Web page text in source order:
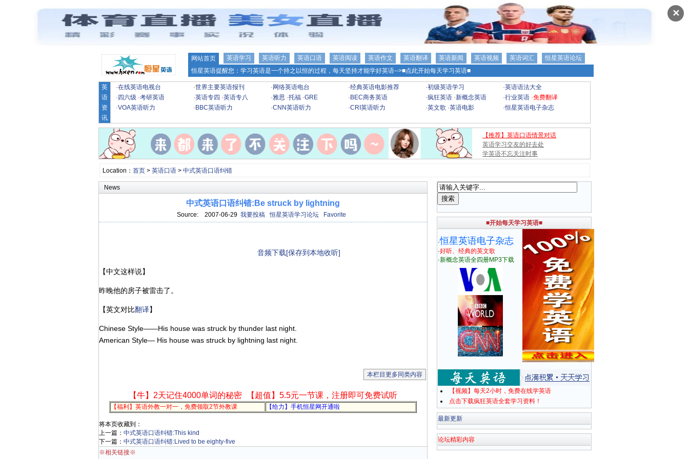
✕
网站首页 英语学习 英语听力 英语口语 英语阅读 英语作文 英语翻译 英语新闻 英语视频 英语词汇
恒星英语论坛
恒星英语提醒您：学习英语是一个持之以恒的过程，每天坚持才能学好英语-->■点此开始每天学习英语■
英
语
资
讯
·在线英语电视台 ·世界主要英语报刊 · 网络英语电台 ·经典英语电影推荐 ·初级英语学习 ·英语语法大全
· 四六级 ·考研英语 ·英语专四 ·英语专八 ·雅思 ·托福 ·GRE · BEC商务英语 ·疯狂英语 ·新概念英语 ·行业英语 ·免费翻译
·VOA英语听力 · BBC英语听力 ·CNN英语听力 ·CRI英语听力 ·英文歌 ·英语电影 ·恒星英语电子杂志
【推荐】英语口语情景对话
英语学习交友的好去处
学英语不忘关注时事
Location： 首页> 英语口语> 中式英语口语纠错
News
中式英语口语纠错:Be struck by lightning
Source: 2007-06-29 我要投稿 恒星英语学习论坛 Favorite
音频下载[保存到本地收听]
【中文这样说】
昨晚他的房子被雷击了。
【英文对比翻译】
Chinese Style——His house was struck by thunder last night.
American Style— His house was struck by lightning last night.
本栏目更多同类内容
【牛】2天记住4000单词的秘密 【超值】5.5元一节课，注册即可免费试听
【福利】英语外教一对一，免费领取2节外教课 【给力】手机恒星网开通啦
将本页收藏到：
上一篇： 中式英语口语纠错:This kind
下一篇： 中式英语口语纠错:Lived to be eighty-five
※相关链接※
■开始每天学习英语■
·恒星英语电子杂志
·好听、经典的英文歌
·新概念英语全四册MP3下载
【视频】每天2小时，免费在线学英语
点击下载疯狂英语全套学习资料！
最新更新
论坛精彩内容